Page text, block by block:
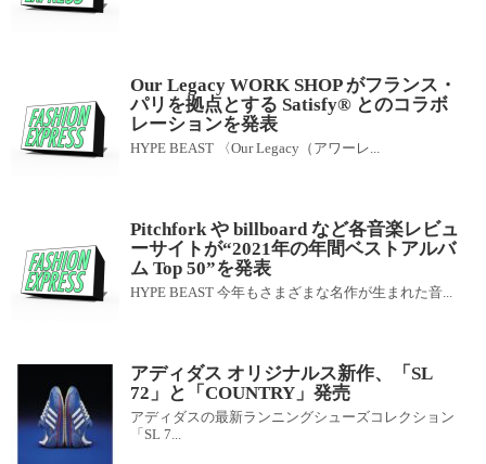
Our Legacy WORK SHOP がフランス・
パリを拠点とする Satisfy® とのコラボ
レーションを発表
HYPE BEAST 〈Our Legacy（アワーレ...
Pitchfork や billboard など各音楽レビュ
ーサイトが“2021年の年間ベストアルバ
ム Top 50”を発表
HYPE BEAST 今年もさまざまな名作が生まれた音...
アディダス オリジナルス新作、「SL
72」と「COUNTRY」発売
アディダスの最新ランニングシューズコレクション
「SL 7...